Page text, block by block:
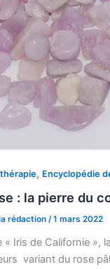
, Encyclopédie
: la pierre du
rédaction/1 mars 2022
« Iris de Californie »,
variant du rose